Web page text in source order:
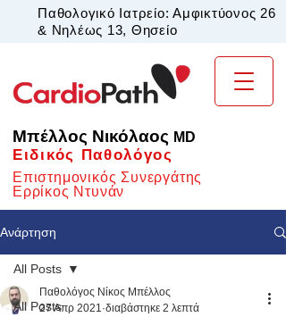
Παθολογικό Ιατρείο: Αμφικτύονος 26
& Νηλέως 13, Θησείο
Μπέλλος Νικόλαος MD
Ειδικός Παθολόγος
Επιστημονικός Συνεργάτης
Ερρίκος Ντυνάν
Ανάρτηση
All Posts
All Posts
Παθολόγος Νίκος Μπέλλος
27 Απρ 2021 διαβάστηκε 2 λεπτά